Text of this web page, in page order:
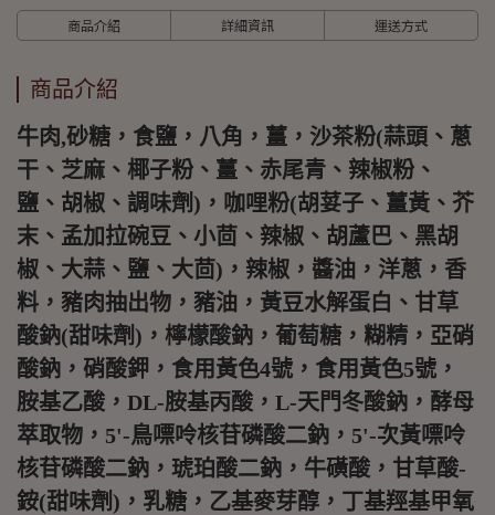
商品介紹 詳細資訊 運送方式
商品介紹
牛肉,砂糖，食鹽，八角，薑，沙茶粉(蒜頭、蔥
干、芝麻、椰子粉、薑、赤尾青、辣椒粉、
鹽、胡椒、調味劑)，咖哩粉(胡荽子、薑黃、芥
末、孟加拉碗豆、小茴、辣椒、胡蘆巴、黑胡
椒、大蒜、鹽、大茴)，辣椒，醬油，洋蔥，香
料，豬肉抽出物，豬油，黃豆水解蛋白、甘草
酸鈉(甜味劑)，檸檬酸鈉，葡萄糖，糊精，亞硝
酸鈉，硝酸鉀，食用黃色4號，食用黃色5號，
胺基乙酸，DL-胺基丙酸，L-天門冬酸鈉，酵母
萃取物，5'-鳥嘌呤核苷磷酸二鈉，5'-次黃嘌呤
核苷磷酸二鈉，琥珀酸二鈉，牛磺酸，甘草酸-
銨(甜味劑)，乳糖，乙基麥芽醇，丁基羥基甲氧